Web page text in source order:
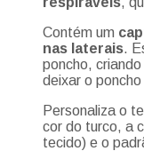
Contém um
nas laterais.
poncho,
deixar o
Personaliza o
cor do turco, a
tecido) e o